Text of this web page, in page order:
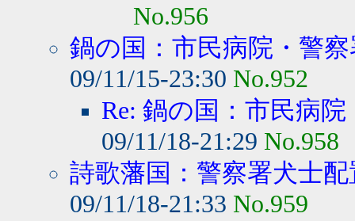
No.956
鍋の国：市民病院・警
09/11/15-23:30 No.952
Re: 鍋の国：市民病
09/11/18-21:29 No.958
詩歌藩国：警察署犬士
09/11/18-21:33 No.959